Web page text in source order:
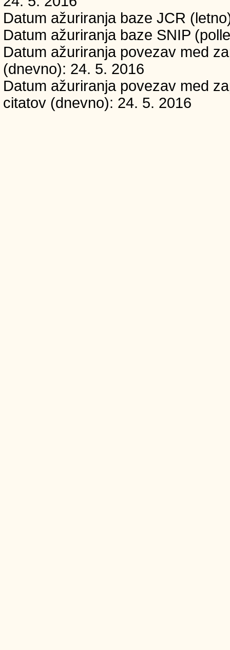
Datum ažuriranja baze JCR
Datum ažuriranja baze SNIP
Datum ažuriranja povezav med
(dnevno): 24. 5. 2016
Datum ažuriranja povezav med
citatov (dnevno): 24. 5. 2016